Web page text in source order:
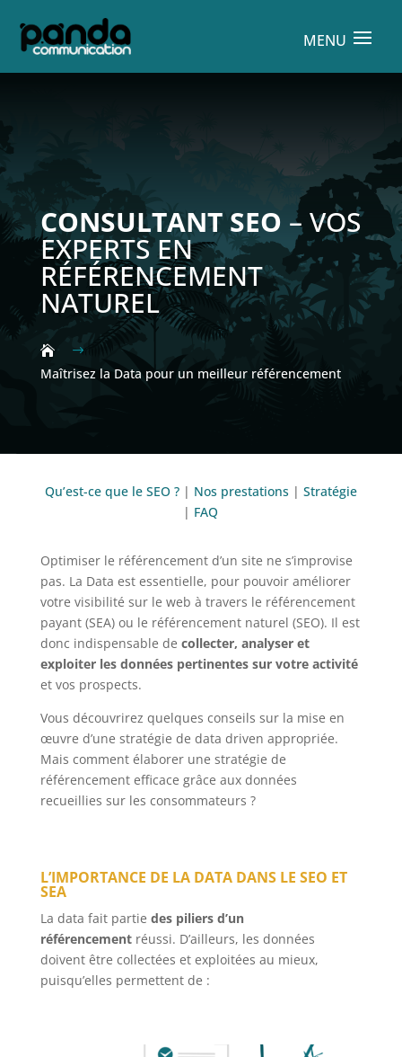
CONSULTANT SEO – VOS
EXPERTS EN
RÉFÉRENCEMENT
NATUREL
$
Maîtrisez la Data pour un meilleur référencement
Qu’est-ce que le SEO ?| Nos prestations| Stratégie
| FAQ
Optimiser le référencement d’un site ne s’improvise
pas. La Data est essentielle, pour pouvoir améliorer
votre visibilité sur le web à travers le référencement
payant (SEA) ou le référencement naturel (SEO). Il est
donc indispensable de collecter, analyser et
exploiter les données pertinentes sur votre activité
et vos prospects.
Vous découvrirez quelques conseils sur la mise en
œuvre d’une stratégie de data driven appropriée.
Mais comment élaborer une stratégie de
référencement efficace grâce aux données
recueillies sur les consommateurs ?
L’IMPORTANCE DE LA DATA DANS LE SEO ET
SEA
La data fait partie des piliers d’un
référencement réussi. D’ailleurs, les données
doivent être collectées et exploitées au mieux,
puisqu’elles permettent de :